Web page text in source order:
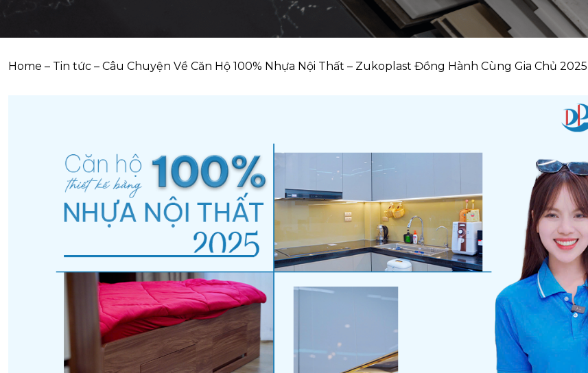
Home – Tin tức – Câu Chuyện Về Căn Hộ 100% Nhựa Nội Thất – Zukoplast Đồng Hành Cùng Gia Chủ 2025